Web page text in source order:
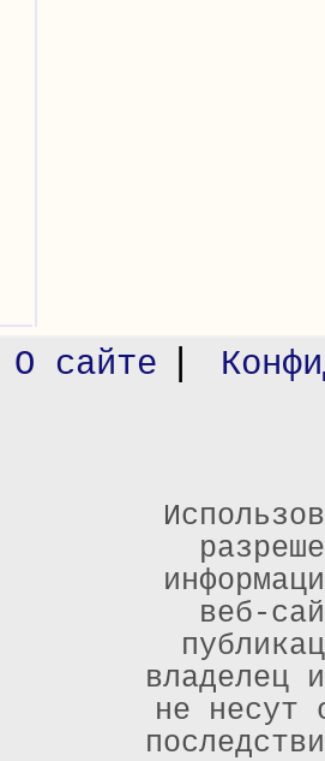
О сайте
веб-
владелец
не несут